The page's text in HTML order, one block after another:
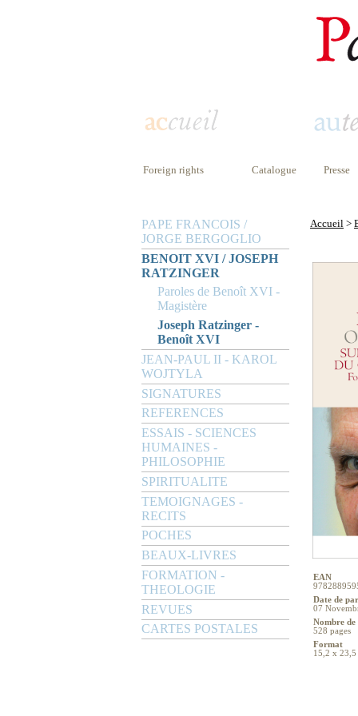
Foreign rights Catalogue Presse
PAPE FRANCOIS /
JORGE BERGOGLIO
BENOIT XVI / JOSEPH
RATZINGER
Paroles de Benoît XVI -
Magistère
Joseph Ratzinger -
Benoît XVI
JEAN-PAUL II - KAROL
WOJTYLA
SIGNATURES
REFERENCES
ESSAIS - SCIENCES
HUMAINES -
PHILOSOPHIE
SPIRITUALITE
TEMOIGNAGES -
RECITS
POCHES
BEAUX-LIVRES
FORMATION -
THEOLOGIE
REVUES
CARTES POSTALES
Accueil >
EAN
Date de
07
Nombre de
528 pages
Format
15,2 x 23,5